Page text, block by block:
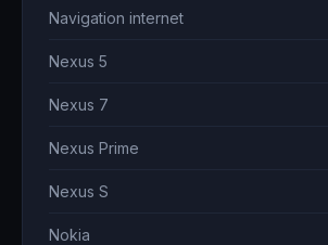
Navigation internet
Nexus 5
Nexus 7
Nexus Prime
Nexus S
Nokia